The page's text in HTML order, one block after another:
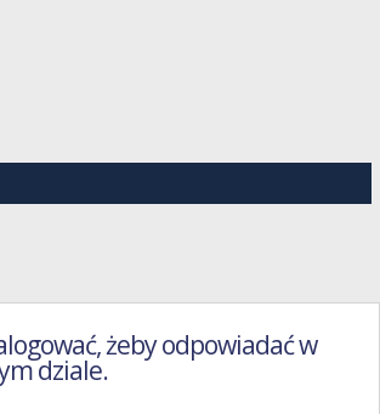
żeby odpowiadać w
dziale.